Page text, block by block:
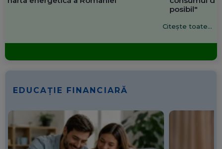
posibil"
Citește toate...
EDUCAȚIE FINANCIARĂ